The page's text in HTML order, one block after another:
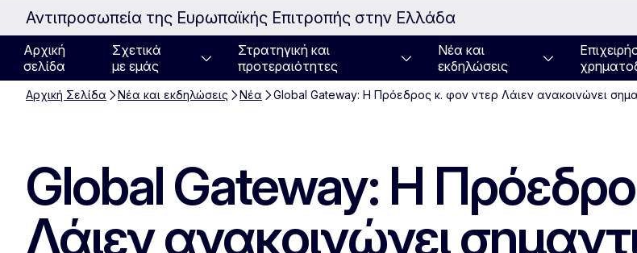
Αντιπροσωπεία της Ευρωπαϊκής Επιτροπής στην Ελλάδα
Αρχική
σελίδα
Σχετικά
με εμάς
Στρατηγική και
προτεραιότητες
Νέα και
εκδηλώσεις
Αρχική Σελίδα Νέα και εκδηλώσεις Νέα Global Gateway: Η Πρόεδρος κ. φον ντερ Λάιεν ανακοινώνει
Global Gateway: Η
Λάιεν ανακοινώνει